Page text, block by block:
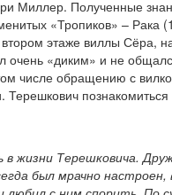
Миллер. Полученные
«Тропиков» – Рака
этаже виллы Сёра,
«диким» и не
числе обращению с
познакомиться
жизни Терешковича.
был мрачно